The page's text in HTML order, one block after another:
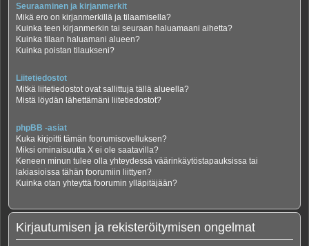
Seuraaminen ja kirjanmerkit
Mikä ero on kirjanmerkillä ja tilaamisella?
Kuinka teen kirjanmerkin tai seuraan haluamaani aihetta?
Kuinka tilaan haluamani alueen?
Kuinka poistan tilaukseni?
Liitetiedostot
Mitkä liitetiedostot ovat sallittuja tällä alueella?
Mistä löydän lähettämäni liitetiedostot?
phpBB -asiat
Kuka kirjoitti tämän foorumisovelluksen?
Miksi ominaisuutta X ei ole saatavilla?
Keneen minun tulee olla yhteydessä väärinkäytöstapauksissa tai
lakiasioissa tähän foorumiin liittyen?
Kuinka otan yhteyttä foorumin ylläpitäjään?
Kirjautumisen ja rekisteröitymisen ongelmat